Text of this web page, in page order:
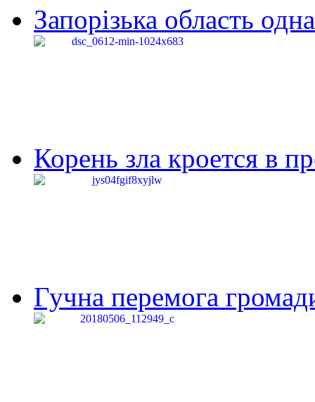
Запорізька область
Корень зла кроется в
Гучна перемога